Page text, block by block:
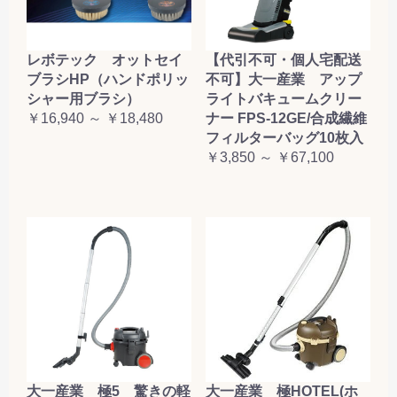
レボテック オットセイ
ブラシHP（ハンドポリッ
シャー用ブラシ）
￥16,940 ～ ￥18,480
【代引不可・個人宅配送
不可】大一産業 アップ
ライトバキュームクリー
ナー FPS-12GE/合成繊維
フィルターバッグ10枚入
￥3,850 ～ ￥67,100
大一産業 極5 驚きの軽 大一産業 極HOTEL(ホ